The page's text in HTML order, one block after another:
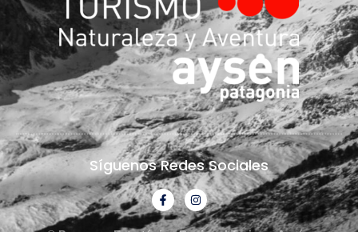
Síguenos Redes Sociales